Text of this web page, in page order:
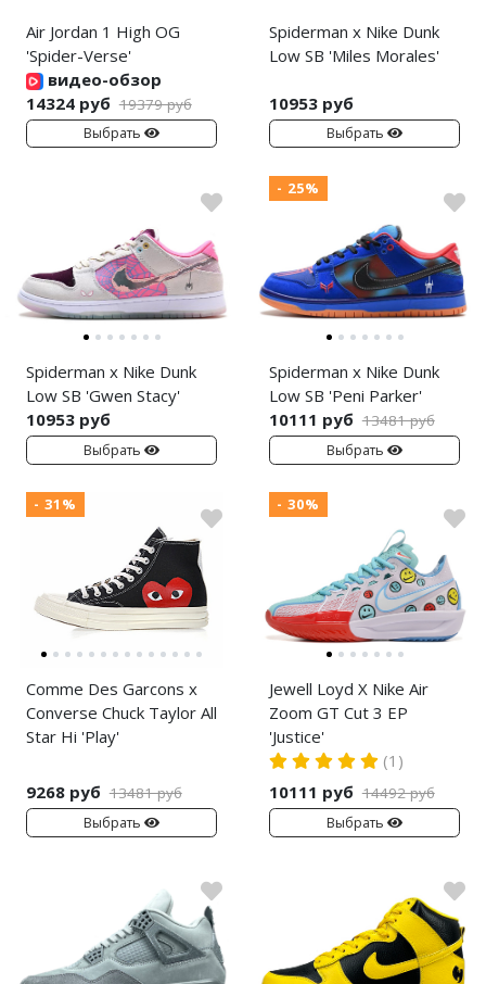
Air Jordan 1 High OG
'Spider-Verse'
видео-обзор
14324 руб 19379 руб
Выбрать
Spiderman x Nike Dunk
Low SB 'Miles Morales'
10953 руб
Выбрать
Spiderman x Nike Dunk
Low SB 'Gwen Stacy'
10953 руб
Выбрать
- 25%
Spiderman x Nike Dunk
Low SB 'Peni Parker'
10111 руб 13481 руб
Выбрать
- 31%
Comme Des Garcons x
Converse Chuck Taylor All
Star Hi 'Play'
9268 руб 13481 руб
Выбрать
- 30%
Jewell Loyd X Nike Air
Zoom GT Cut 3 EP
'Justice'
(1)
10111 руб 14492 руб
Выбрать